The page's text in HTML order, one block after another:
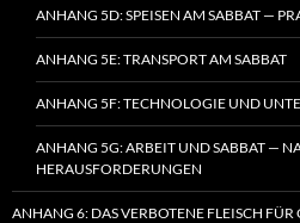
ANHANG 5D: SPEISEN AM SABBAT —
ANHANG 5E: TRANSPORT AM SABBAT
ANHANG 5F: TECHNOLOGIE UND
ANHANG 5G: ARBEIT UND SABBAT —
HERAUSFORDERUNGEN
ANHANG 6: DAS VERBOTENE FLEISCH FÜR